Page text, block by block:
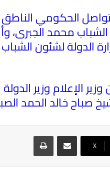
الحكومي
الشباب محمد الجبرى،
الدولة لشئون الشباب
وزير الإعلام وزير
صباح خالد الحمد
X
مشاركة عبر البريد طباعة